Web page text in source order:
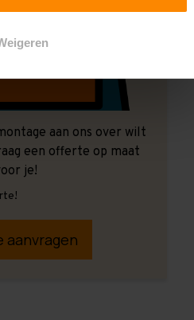
aan ons over wilt
een offerte op maat
je!
aanvragen